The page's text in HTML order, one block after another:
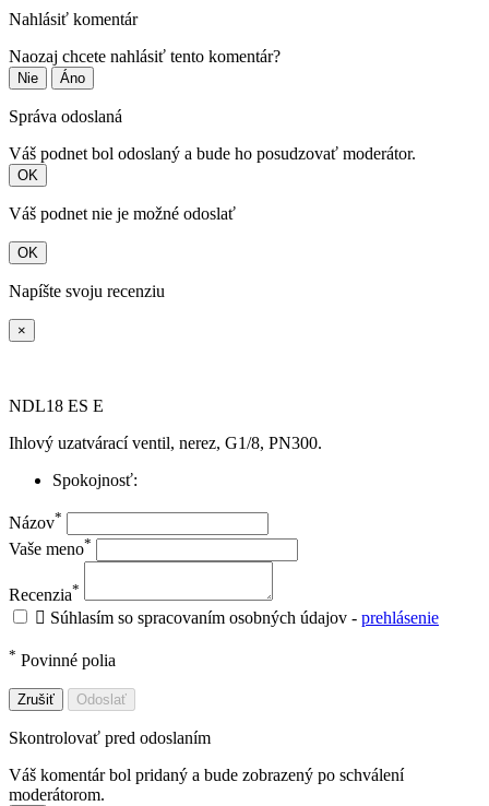
Nahlásiť komentár
Naozaj chcete nahlásiť tento komentár?
Nie Áno
Správa odoslaná
Váš podnet bol odoslaný a bude ho posudzovať moderátor.
OK
Váš podnet nie je možné odoslať
OK
Napíšte svoju recenziu
×
NDL18 ES E
Ihlový uzatvárací ventil, nerez, G1/8, PN300.
Spokojnosť:
Názov*
Vaše meno*
Recenzia*
 Súhlasím so spracovaním osobných údajov - prehlásenie
* Povinné polia
Zrušiť Odoslať
Skontrolovať pred odoslaním
Váš komentár bol pridaný a bude zobrazený po schválení
moderátorom.